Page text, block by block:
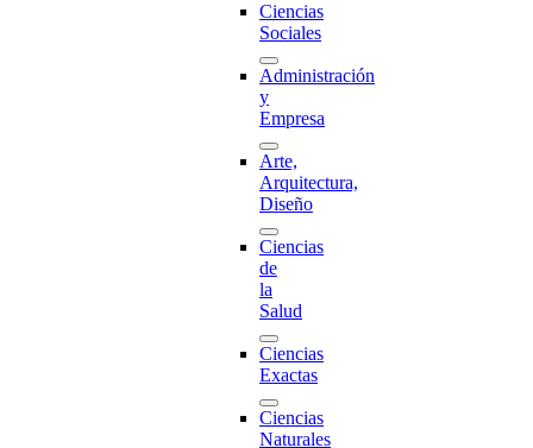
Ciencias
Sociales
Administración
y
Empresa
Arte,
Arquitectura,
Diseño
Ciencias
de
la
Salud
Ciencias
Exactas
Ciencias
Naturales